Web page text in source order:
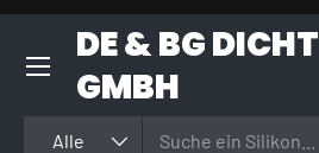
DIREKT ZUM INHALT
DE & BG DICHT
GMBH
Alle